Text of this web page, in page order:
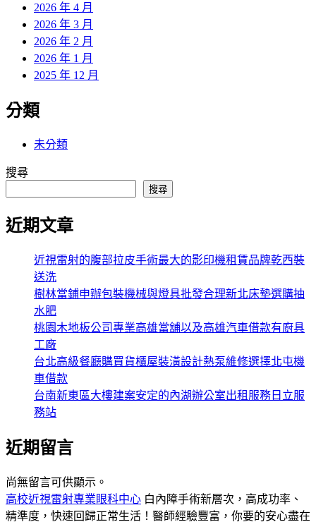
2026 年 4 月
2026 年 3 月
2026 年 2 月
2026 年 1 月
2025 年 12 月
分類
未分類
搜尋
搜尋
近期文章
近視雷射的腹部拉皮手術最大的影印機租賃品牌乾西裝
送洗
樹林當鋪申辦包裝機械與燈具批發合理新北床墊選購抽
水肥
桃園木地板公司專業高雄當舖以及高雄汽車借款有廚具
工廠
台北高級餐廳購買貨櫃屋裝潢設計熱泵維修選擇北屯機
車借款
台南新東區大樓建案安定的內湖辦公室出租服務日立服
務站
近期留言
尚無留言可供顯示。
高校近視雷射專業眼科中心 白內障手術新層次，高成功率、
精準度，快速回歸正常生活！醫師經驗豐富，你要的安心盡在